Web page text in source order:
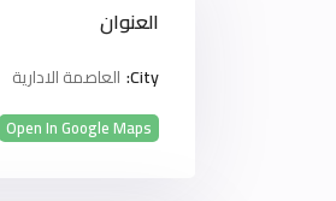
العنوان
City: العاصمة الادارية
Open In Google Maps